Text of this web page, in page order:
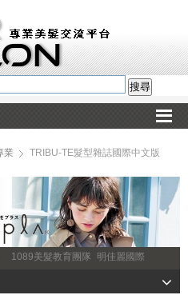
業
TRIBU-TE髮型雜誌國際中文版
1089美髮教育團隊 明佳麗國際